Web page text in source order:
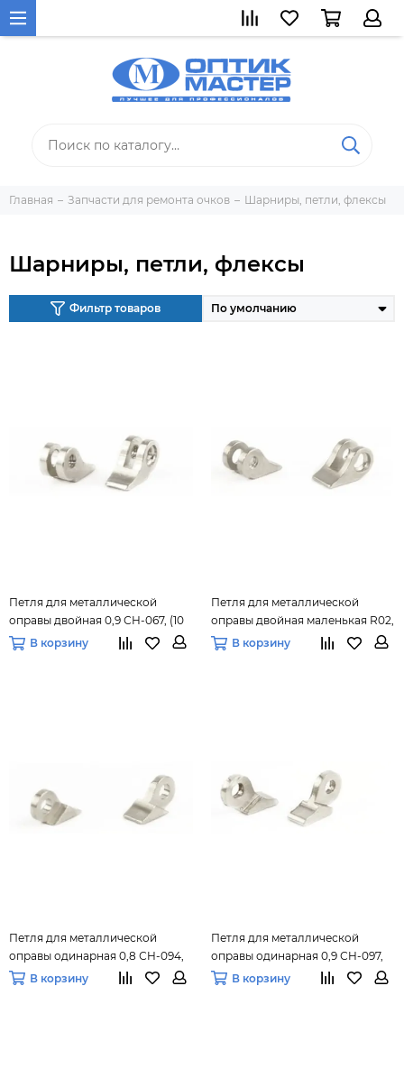
Главная Запчасти для ремонта очков Шарниры, петли, флексы
Шарниры, петли, флексы
Фильтр товаров
Петля для металлической
оправы двойная 0,9 СH-067, (10
шт.) уп.В корзину
Петля для металлической
оправы двойная маленькая R02,
100 шт.В корзину
Петля для металлической
оправы одинарная 0,8 СH-094,
(10 шт.) уп.
В корзину
Петля для металлической
оправы одинарная 0,9 СH-097,
(10 шт.) уп.
В корзину